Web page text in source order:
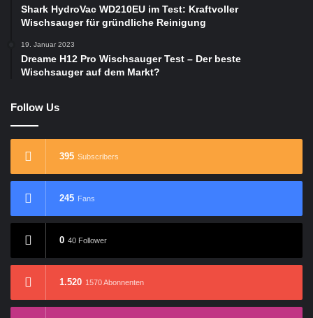
Shark HydroVac WD210EU im Test: Kraftvoller
Wischsauger für gründliche Reinigung
19. Januar 2023
Dreame H12 Pro Wischsauger Test – Der beste
Wischsauger auf dem Markt?
Follow Us
395 Subscribers
245 Fans
0 40 Follower
1.520 1570 Abonnenten